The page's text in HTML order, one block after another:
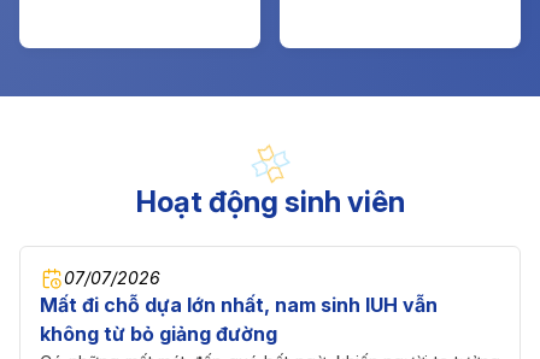
Hoạt động sinh viên
07/07/2026
Mất đi chỗ dựa lớn nhất, nam sinh IUH vẫn
không từ bỏ giảng đường